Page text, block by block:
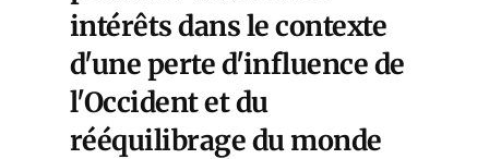
intérêts dans le contexte
d'une perte d'influence de
l'Occident et du
rééquilibrage du monde